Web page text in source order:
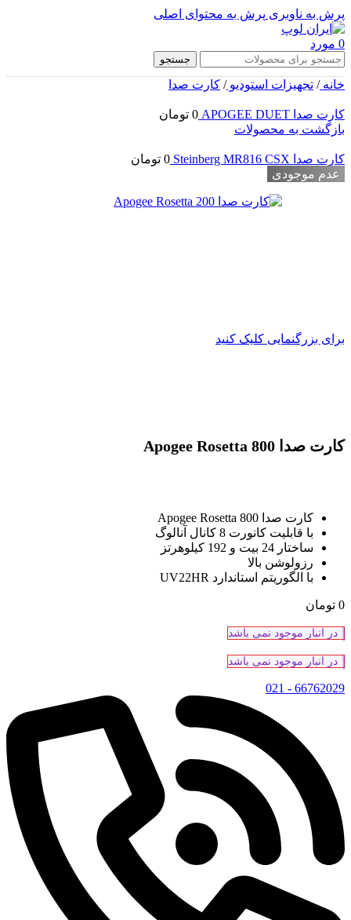
پرش به ناوبری پرش به محتوای اصلی
0 مورد
جستجو
خانه/ تجهیزات استودیو/ کارت صدا
کارت صدا APOGEE DUET 0 تومان
بازگشت به محصولات
کارت صدا Steinberg MR816 CSX 0 تومان
عدم موجودی
برای بزرگنمایی کلیک کنید
کارت صدا Apogee Rosetta 800
کارت صدا Apogee Rosetta 800
با قابلیت کانورت 8 کانال آنالوگ
ساختار 24 بیت و 192 کیلوهرتز
رزولوشن بالا
با الگوریتم استاندارد UV22HR
0 تومان
در انبار موجود نمی باشد
در انبار موجود نمی باشد
66762029 - 021